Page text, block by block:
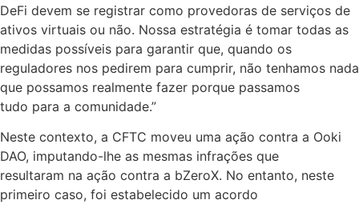
DeFi devem se registrar como provedoras de serviços de
ativos virtuais ou não. Nossa estratégia é tomar todas as
medidas possíveis para garantir que, quando os
reguladores nos pedirem para cumprir, não tenhamos nada
que possamos realmente fazer porque passamos
tudo para a comunidade.”
Neste contexto, a CFTC moveu uma ação contra a Ooki
DAO, imputando-lhe as mesmas infrações que
resultaram na ação contra a bZeroX. No entanto, neste
primeiro caso, foi estabelecido um acordo